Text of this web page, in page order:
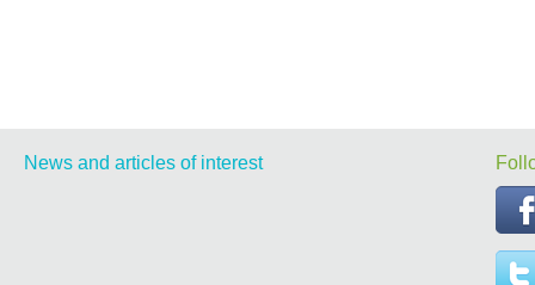
News and articles of interest